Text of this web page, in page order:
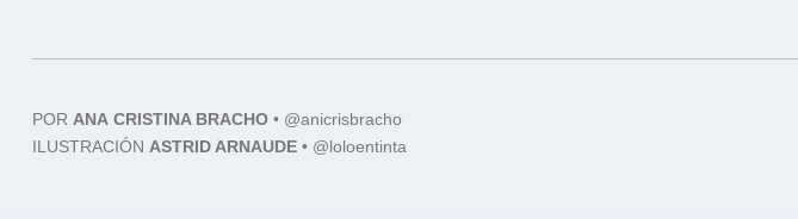
POR ANA CRISTINA BRACHO • @anicrisbracho
ILUSTRACIÓN ASTRID ARNAUDE • @loloentinta